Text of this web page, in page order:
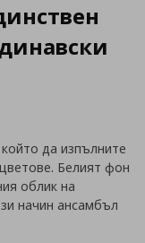
да изпълните
Белият фон
облик на
начин ансамбъл